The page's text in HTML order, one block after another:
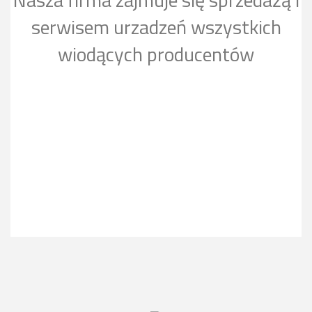
serwisem urzadzeń wszystkich
wiodących producentów